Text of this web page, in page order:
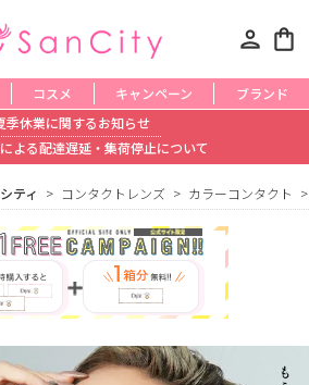
person shopping_bag
コスメ キャンペーン
ブランド
季休業に関するお知らせ
よる配達遅延・集荷停止について
ティ コンタクトレンズ カラーコンタクト